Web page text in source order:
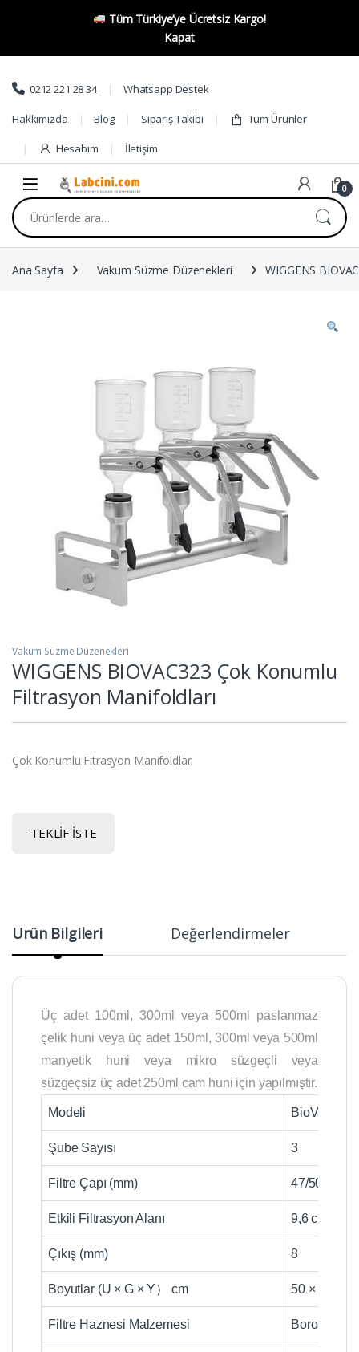
Tüm Türkiye’ye Ücretsiz Kargo!
Kapat
Skip to navigation
Skip to content
0212 221 28 34 Whatsapp Destek
Hakkımızda Blog Sipariş Takibi Tüm Ürünler
Hesabım İletişim
0
Ara:
Ana Sayfa Vakum Süzme Düzenekleri WIGGENS
Vakum Süzme Düzenekleri
WIGGENS BIOVAC323 Çok Konumlu
Filtrasyon Manifoldları
Çok Konumlu Fitrasyon Manifoldları
TEKLIF İSTE
Ürün Bilgileri Değerlendirmeler
Üç adet 100ml, 300ml veya 500ml paslanmaz
çelik huni veya üç adet 150ml, 300ml veya 500ml
manyetik huni veya mikro süzgeçli veya
süzgeçsiz üç adet 250ml cam huni için yapılmıştır.
Modeli BioVac323
Şube Sayısı 3
Filtre Çapı (mm) 47/50
Etkili Filtrasyon Alanı 9,6 cm2
Çıkış (mm) 8
Boyutlar (U × G × Y） cm 50 × 15 ×
Filtre Haznesi Malzemesi Borosilikat